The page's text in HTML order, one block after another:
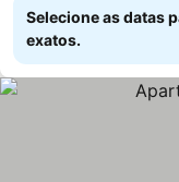
Selecione as datas
exatos.